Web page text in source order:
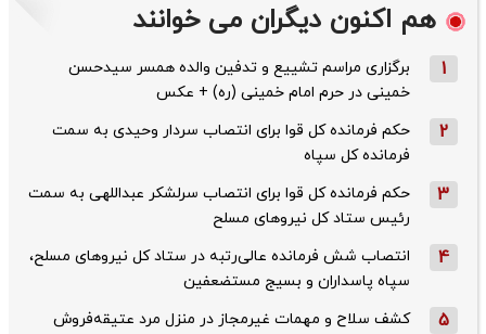
هم اکنون دیگران می خوانند
1
برگزاری مراسم تشییع و تدفین والده همسر سیدحسن
خمینی در حرم امام خمینی (ره) + عکس
2
حکم فرمانده کل قوا برای انتصاب سردار وحیدی به سمت
فرمانده کل سپاه
3
حکم فرمانده کل قوا برای انتصاب سرلشکر عبداللهی به سمت
رئیس ستاد کل نیروهای مسلح
4
انتصاب شش فرمانده عالی‌رتبه در ستاد کل نیروهای مسلح،
سپاه پاسداران و بسیج مستضعفین
5 کشف سلاح و مهمات غیرمجاز در منزل مرد عتیقه‌فروش